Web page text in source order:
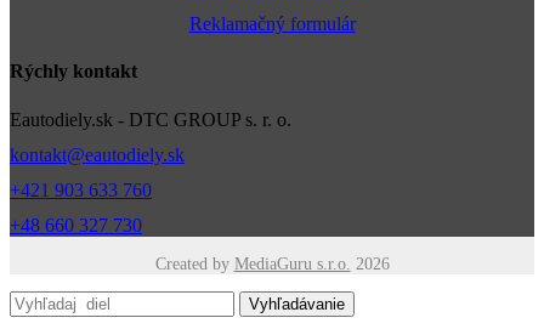
Reklamačný formulár
Rýchly kontakt
Eautodiely.sk - DTC GROUP s. r. o.
kontakt@eautodiely.sk
+421 903 633 760
+48 660 327 730
Created by MediaGuru s.r.o. 2026
Vyhľadávanie